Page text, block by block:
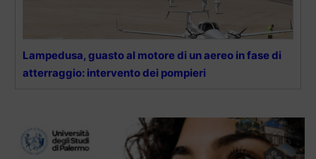
Lampedusa, guasto al motore di un aereo in fase di
atterraggio: intervento dei pompieri